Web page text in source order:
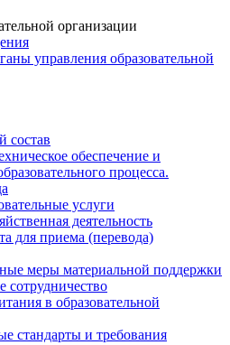
организации
управления образовательной
состав
обеспечение и
процесса.
услуги
деятельность
для приема (перевода)
меры материальной поддержки
в образовательной
стандарты и требования